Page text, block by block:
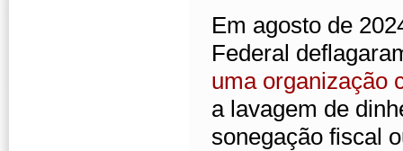
Em agosto de
Federal
uma organização
a lavagem de
sonegação fiscal